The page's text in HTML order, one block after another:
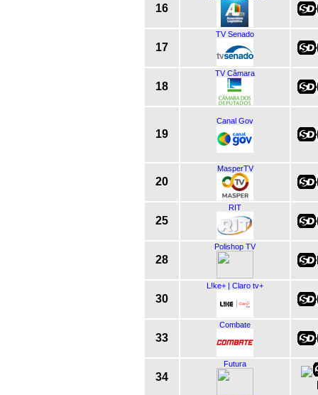
16
17
TV Senado
18
TV Câmara
19
Canal Gov
20
MasperTV
25
RIT
28
Polishop TV
30
L!ke+ | Claro tv+
33
Combate
34
Futura